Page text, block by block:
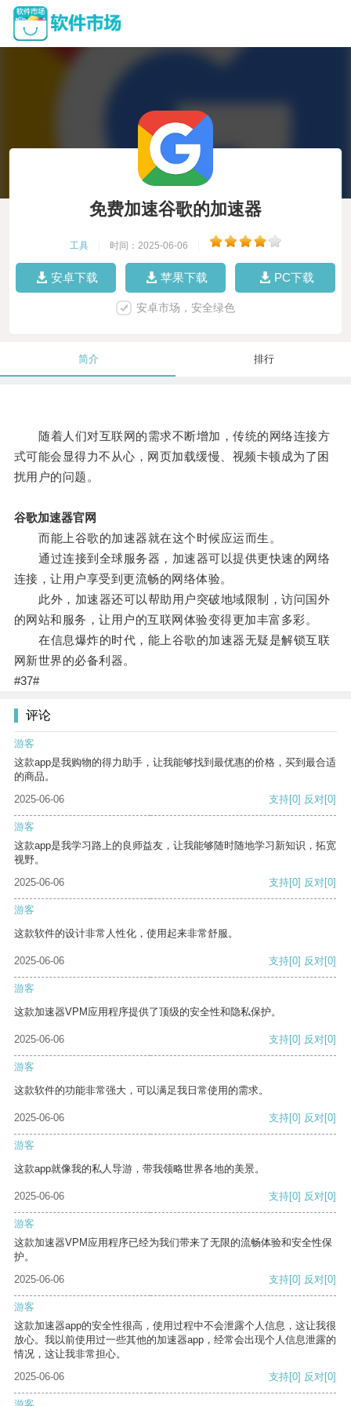
免费加速谷歌的加速器
工具 时间：2025-06-06
安卓下载 苹果下载 PC下载
安卓市场，安全绿色
简介 排行
随着人们对互联网的需求不断增加，传统的网络连接方
式可能会显得力不从心，网页加载缓慢、视频卡顿成为了困
扰用户的问题。
谷歌加速器官网
而能上谷歌的加速器就在这个时候应运而生。
通过连接到全球服务器，加速器可以提供更快速的网络
连接，让用户享受到更流畅的网络体验。
此外，加速器还可以帮助用户突破地域限制，访问国外
的网站和服务，让用户的互联网体验变得更加丰富多彩。
在信息爆炸的时代，能上谷歌的加速器无疑是解锁互联
网新世界的必备利器。
#37#
评论
游客
这款app是我购物的得力助手，让我能够找到最优惠的价格，买到最合适
的商品。
2025-06-06
支持[0] 反对[0]
游客
这款app是我学习路上的良师益友，让我能够随时随地学习新知识，拓宽
视野。
2025-06-06
支持[0] 反对[0]
游客
这款软件的设计非常人性化，使用起来非常舒服。
2025-06-06 支持[0] 反对[0]
游客
这款加速器VPM应用程序提供了顶级的安全性和隐私保护。
2025-06-06 支持[0] 反对[0]
游客
这款软件的功能非常强大，可以满足我日常使用的需求。
2025-06-06 支持[0] 反对[0]
游客
这款app就像我的私人导游，带我领略世界各地的美景。
2025-06-06 支持[0] 反对[0]
游客
这款加速器VPM应用程序已经为我们带来了无限的流畅体验和安全性保
护。
2025-06-06
支持[0] 反对[0]
游客
这款加速器app的安全性很高，使用过程中不会泄露个人信息，这让我很
放心。我以前使用过一些其他的加速器app，经常会出现个人信息泄露的
情况，这让我非常担心。
2025-06-06
支持[0] 反对[0]